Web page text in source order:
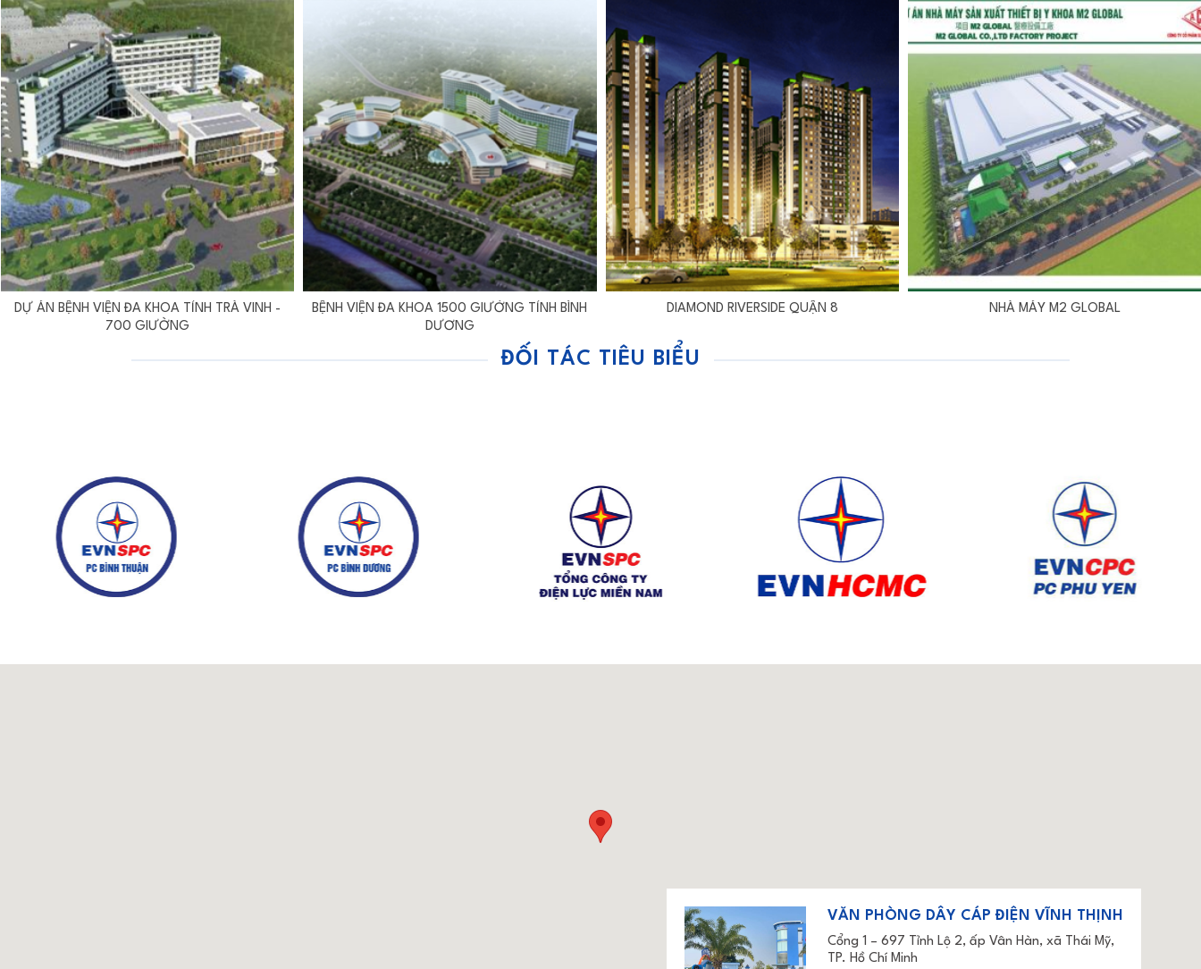
DỰ ÁN BỆNH VIỆN ĐA KHOA TỈNH TRÀ VINH -
700 GIƯỜNG
BỆNH VIỆN ĐA KHOA 1500 GIƯỜNG TỈNH BÌNH
DƯƠNG
DIAMOND RIVERSIDE QUẬN 8 NHÀ MÁY M2 GLOBAL
ĐỐI TÁC TIÊU BIỂU
VĂN PHÒNG DÂY CÁP ĐIỆN VĨNH THỊNH
Cổng 1 – 697 Tỉnh Lộ 2, ấp Vân Hàn, xã Thái Mỹ,
TP. Hồ Chí Minh